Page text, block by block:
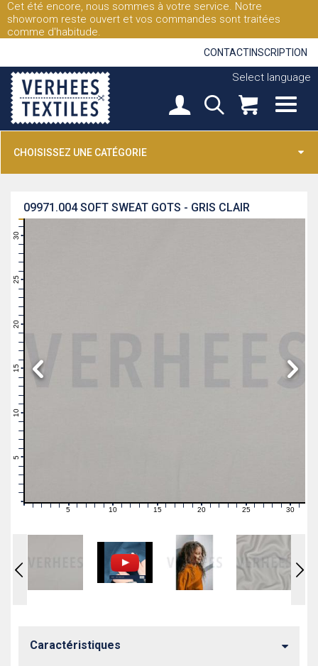
Cet été encore, nous sommes à votre service. Notre
showroom reste ouvert et vos commandes sont traitées
comme d'habitude.
CONTACT INSCRIPTION
Select language
CHOISISSEZ UNE CATÉGORIE
SOFT SWEAT GOTS - GRIS CLAIR
09971.004
11
16
21
26
1 2 3 4 6 7 89 11121314 16171819 21222324 26272829 31
Caractéristiques